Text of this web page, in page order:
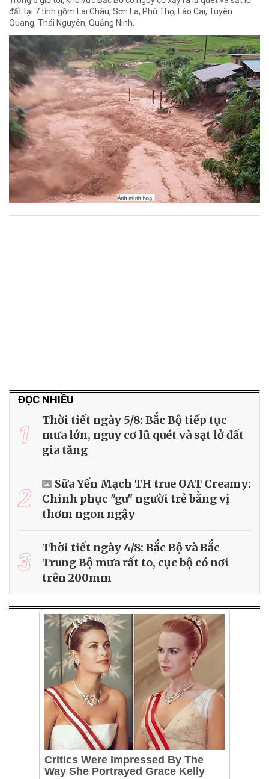
đất tại 7 tỉnh gồm Lai Châu, Sơn La, Phú Thọ, Lào Cai, Tuyên
Quang, Thái Nguyên, Quảng Ninh.
ĐỌC NHIỀU
1
Thời tiết ngày 5/8: Bắc Bộ tiếp tục
mưa lớn, nguy cơ lũ quét và sạt lở đất
gia tăng
2
Sữa Yến Mạch TH true OAT Creamy:
Chinh phục "gu" người trẻ bằng vị
thơm ngon ngậy
3
Thời tiết ngày 4/8: Bắc Bộ và Bắc
Trung Bộ mưa rất to, cục bộ có nơi
trên 200mm